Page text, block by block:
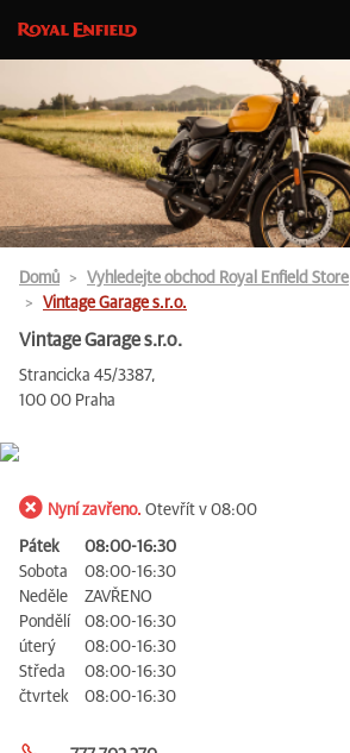
Domů Vyhledejte obchod Royal Enfield Store
Vintage Garage s.r.o.
Vintage Garage s.r.o.
Strancicka 45/3387,
100 00 Praha
Nyní zavřeno. Otevřít v 08:00
Pátek
08:00-16:30
Sobota
08:00-16:30
Neděle
ZAVŘENO
Pondělí
08:00-16:30
úterý
08:00-16:30
Středa
08:00-16:30
čtvrtek
08:00-16:30